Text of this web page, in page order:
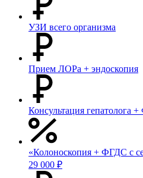
УЗИ всего организма
Прием ЛОРа + эндоскопия
Консультация гепатолога
«Колоноскопия + ФГДС с
29 000 ₽